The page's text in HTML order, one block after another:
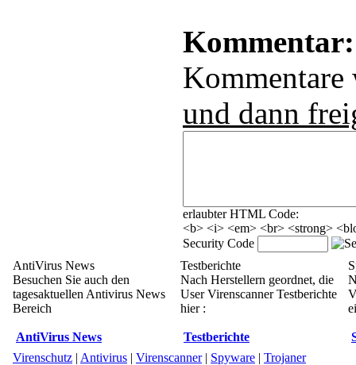
Kommentar:
und dann
erlaubter HTML Code:
<b> <i> <em> <br> <strong>
Security Code
AntiVirus News
Besuchen Sie auch den
tagesaktuellen Antivirus News
Bereich
AntiVirus News
Testberichte
Nach Herstellern geordnet, die
User Virenscanner Testberichte
hier :
Testberichte
Virenschutz | Antivirus | Virenscanner| Spyware | Trojaner